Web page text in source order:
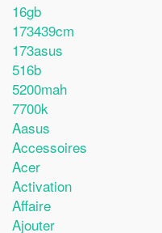
16gb
173439cm
173asus
516b
5200mah
7700k
Aasus
Accessoires
Acer
Activation
Affaire
Ajouter